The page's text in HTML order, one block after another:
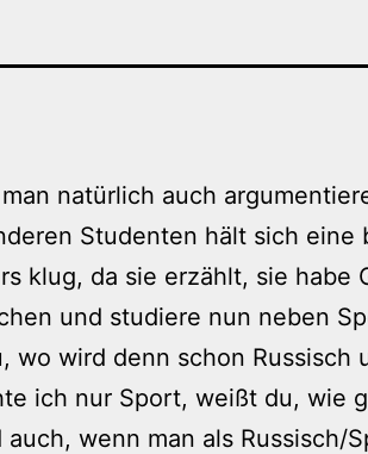
natürlich auch
Studenten hält sich eine
klug, da sie erzählt, sie habe
und studiere nun neben
wo wird denn schon Russisch
ich nur Sport, weißt du, wie
auch, wenn man als Russisch/